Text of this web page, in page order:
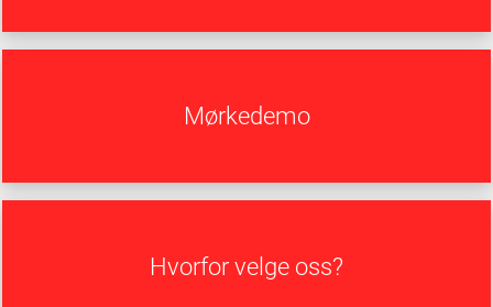
Mørkedemo
Hvorfor velge oss?